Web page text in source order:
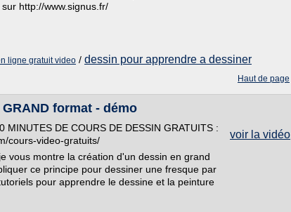
http://www.signus.fr/
ligne gratuit video / dessin pour apprendre a dessiner
Haut de page
format - démo
voir la vidéo
MINUTES DE COURS DE DESSIN GRATUITS :
cours-video-gratuits/
vous montre la création d'un dessin en grand
ce principe pour dessiner une fresque par
pour apprendre le dessine et la peinture